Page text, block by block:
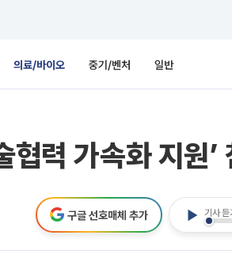
의료/바이오 중기/벤처 일반
력 가속화 지원’
기사 듣
구글 선호매체 추가